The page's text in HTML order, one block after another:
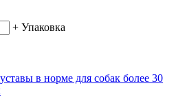
+ Упаковка
в норме для собак более 30